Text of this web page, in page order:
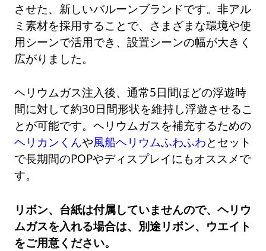
させた、新しいバルーンブランドです。非アル
ミ素材を採用することで、さまざまな環境や使
用シーンで活用でき、設置シーンの幅が大きく
広がりました。
ヘリウムガス注入後、通常5日間ほどの浮遊時
間に対して約30日間形状を維持し浮遊させるこ
とが可能です。ヘリウムガスを補充するための
ヘリカンくんや風船ヘリウムふわふわとセット
で長期間のPOPやディスプレイにもオススメで
す。
リボン、台紙は付属していませんので、ヘリウ
ムガスを入れる場合は、別途リボン、ウエイト
をご用意ください。